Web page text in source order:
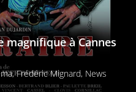
magnifique à Cannes
,Frédéric Mignard, News